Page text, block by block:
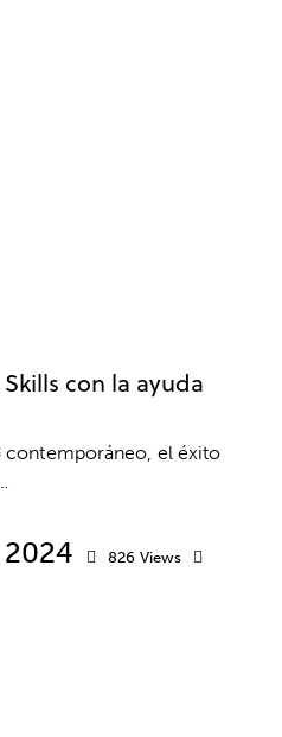
con la ayuda
el éxito
2024 826 Views